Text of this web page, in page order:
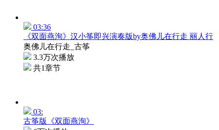
03:36
《双面燕洵》汉小筝即兴演奏版by奥佛儿在行走 丽人行
奥佛儿在行走_古筝
3.3万次播放
共1章节
03:
古筝版《双面燕洵》